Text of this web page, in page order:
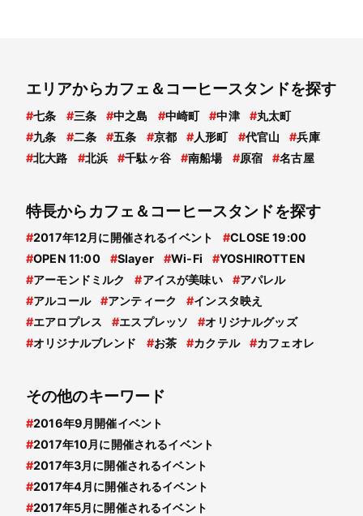
エリアからカフェ＆コーヒースタンドを探す
#七条 #三条 #中之島 #中崎町 #中津 #丸太町
#九条 #二条 #五条 #京都 #人形町 #代官山 #兵庫
#北大路 #北浜 #千駄ヶ谷 #南船場 #原宿 #名古屋
特長からカフェ＆コーヒースタンドを探す
#2017年12月に開催されるイベント #CLOSE 19:00
#OPEN 11:00 #Slayer #Wi-Fi #YOSHIROTTEN
#アーモンドミルク #アイスが美味い #アパレル
#アルコール #アンティーク #インスタ映え
#エアロプレス #エスプレッソ #オリジナルグッズ
#オリジナルブレンド #お茶 #カクテル #カフェオレ
その他のキーワード
#2016年9月開催イベント
#2017年10月に開催されるイベント
#2017年3月に開催されるイベント
#2017年4月に開催されるイベント
#2017年5月に開催されるイベント